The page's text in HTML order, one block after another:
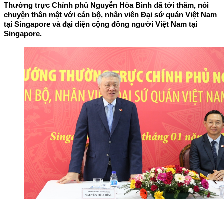
Thường trực Chính phủ Nguyễn Hòa Bình đã tới thăm, nói
chuyện thân mật với cán bộ, nhân viên Đại sứ quán Việt Nam
tại Singapore và đại diện cộng đồng người Việt Nam tại
Singapore.